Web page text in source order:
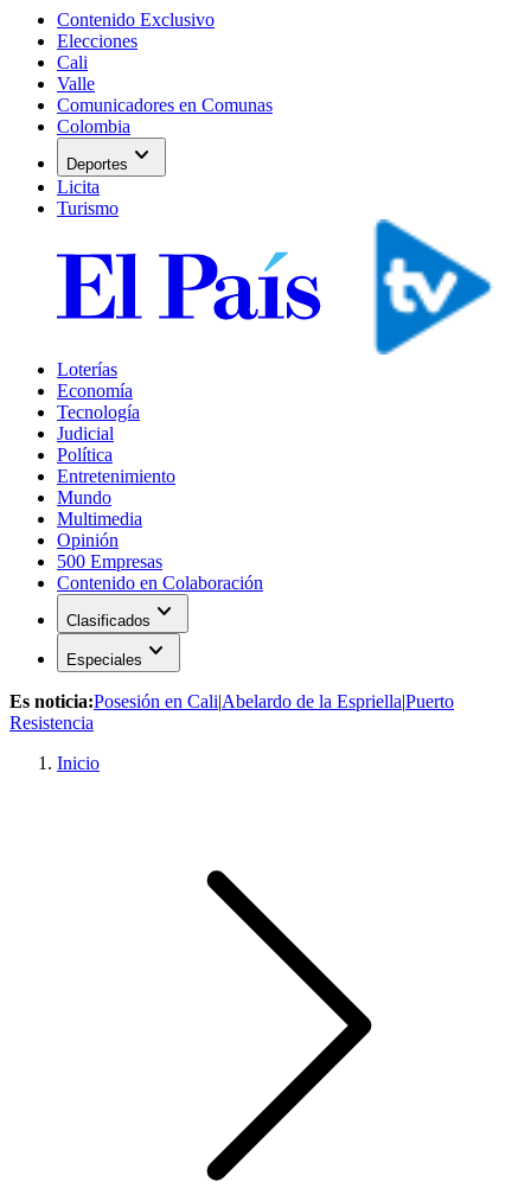
Contenido Exclusivo
Elecciones
Cali
Valle
Comunicadores en Comunas
Colombia
Deportes expand_more
Licita
Turismo
Loterías
Economía
Tecnología
Judicial
Política
Entretenimiento
Mundo
Multimedia
Opinión
500 Empresas
Contenido en Colaboración
Clasificados expand_more
Especiales expand_more
Es noticia:Posesión en Cali|Abelardo de la Espriella|Puerto
Resistencia
Inicio